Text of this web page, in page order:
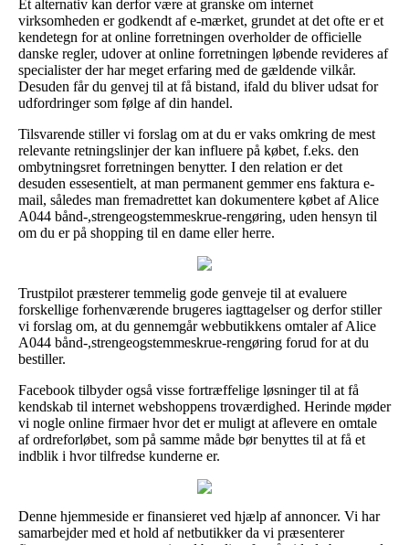
Et alternativ kan derfor være at granske om internet
virksomheden er godkendt af e-mærket, grundet at det ofte er et
kendetegn for at online forretningen overholder de officielle
danske regler, udover at online forretningen løbende revideres af
specialister der har meget erfaring med de gældende vilkår.
Desuden får du genvej til at få bistand, ifald du bliver udsat for
udfordringer som følge af din handel.
Tilsvarende stiller vi forslag om at du er vaks omkring de mest
relevante retningslinjer der kan influere på købet, f.eks. den
ombytningsret forretningen benytter. I den relation er det
desuden essesentielt, at man permanent gemmer ens faktura e-
mail, således man fremadrettet kan dokumentere købet af Alice
A044 bånd-,strengeogstemmeskrue-rengøring, uden hensyn til
om du er på shopping til en dame eller herre.
Trustpilot præsterer temmelig gode genveje til at evaluere
forskellige forhenværende brugeres iagttagelser og derfor stiller
vi forslag om, at du gennemgår webbutikkens omtaler af Alice
A044 bånd-,strengeogstemmeskrue-rengøring forud for at du
bestiller.
Facebook tilbyder også visse fortræffelige løsninger til at få
kendskab til internet webshoppens troværdighed. Herinde møder
vi nogle online firmaer hvor det er muligt at aflevere en omtale
af ordreforløbet, som på samme måde bør benyttes til at få et
indblik i hvor tilfredse kunderne er.
Denne hjemmeside er finansieret ved hjælp af annoncer. Vi har
samarbejder med et hold af netbutikker da vi præsenterer